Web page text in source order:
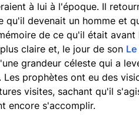
à lui à l'époque. Il
qu'il devenait un homme et
de ce qu'il était avant
claire et, le jour de son
grandeur céleste qui a
prophètes ont eu des
visites, sachant qu'il
encore s'accomplir.